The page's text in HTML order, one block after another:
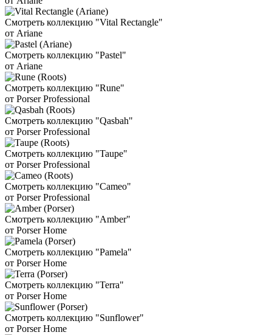
Смотреть коллекцию "Vital Rectangle"
от Ariane
Смотреть коллекцию "Pastel"
от Ariane
Смотреть коллекцию "Rune"
от Porser Professional
Смотреть коллекцию "Qasbah"
от Porser Professional
Смотреть коллекцию "Taupe"
от Porser Professional
Смотреть коллекцию "Cameo"
от Porser Professional
Смотреть коллекцию "Amber"
от Porser Home
Смотреть коллекцию "Pamela"
от Porser Home
Смотреть коллекцию "Terra"
от Porser Home
Смотреть коллекцию "Sunflower"
от Porser Home